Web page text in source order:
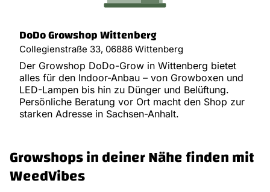
DoDo Growshop Wittenberg
Collegienstraße 33, 06886 Wittenberg
Der Growshop DoDo-Grow in Wittenberg bietet
alles für den Indoor-Anbau – von Growboxen und
LED-Lampen bis hin zu Dünger und Belüftung.
Persönliche Beratung vor Ort macht den Shop zur
starken Adresse in Sachsen-Anhalt.
Growshops in deiner Nähe finden mit
WeedVibes